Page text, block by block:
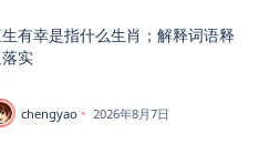
有幸是指什么生肖；解释词语释
落实
chengyao 2026年8月7日